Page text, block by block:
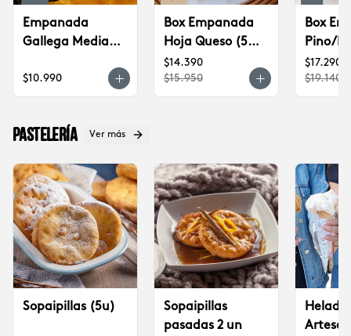
Empanada
Gallega Mediana
domingo)
$10.990
Box Empanada
Hoja Queso (5u)
$14.390
$14.390
$15.950
Box
Pino/
(6u)
$17.290
$19.140
Pastelería Ver más
Sopaipillas (5u)
Sopaipillas
pasadas 2 un